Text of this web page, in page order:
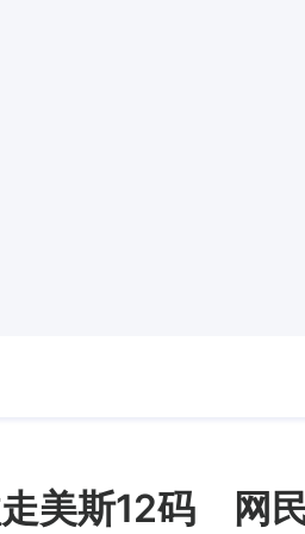
美斯12码 网